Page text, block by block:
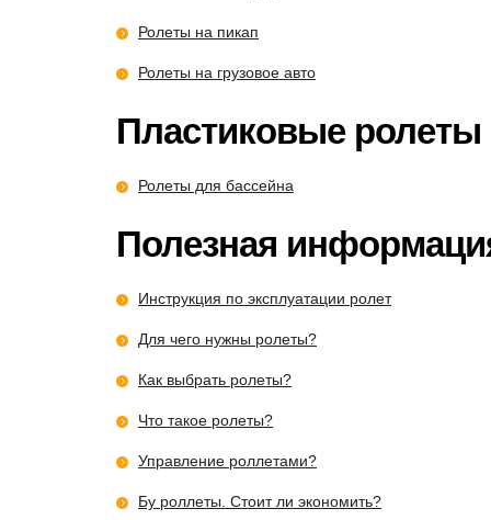
Ролеты на пикап
Ролеты на грузовое авто
Пластиковые ролеты
Ролеты для бассейна
Полезная
Инструкция по эксплуатации ролет
Для чего нужны ролеты?
Как выбрать ролеты?
Что такое ролеты?
Управление роллетами?
Бу роллеты. Стоит ли экономить?